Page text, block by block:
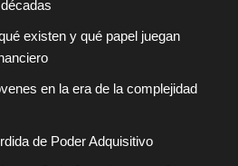
existen y qué papel juegan
en la era de la complejidad
de Poder Adquisitivo